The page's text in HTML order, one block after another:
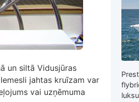
un siltā Vidusjūras
jahtas kruīzam var
vai uzņēmuma